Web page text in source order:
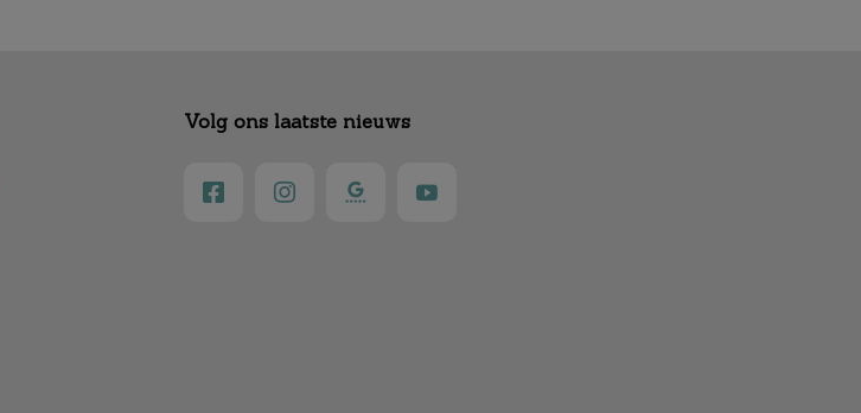
Volg ons laatste nieuws